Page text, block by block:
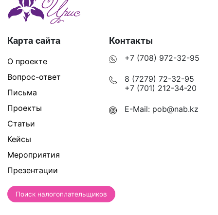
Карта сайта
О проекте
Вопрос-ответ
Письма
Проекты
Статьи
Кейсы
Мероприятия
Презентации
Контакты
+7 (708) 972-32-95
8 (7279) 72-32-95
+7 (701) 212-34-20
E-Mail: pob@nab.kz
Поиск налогоплательщиков